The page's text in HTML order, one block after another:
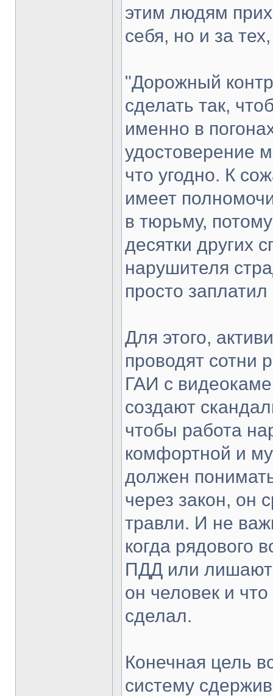
этим людям
себя, но и за
"Дорожный
сделать так,
именно в
удостоверение
что угодно. К
имеет
в тюрьму,
десятки других
нарушителя
просто
Для этого,
проводят сотни
ГАИ с
создают
чтобы работа
комфортной и
должен
через закон, он
травли. И не
когда рядового
ПДД или лишают
он человек и
сделал.
Конечная цель
систему